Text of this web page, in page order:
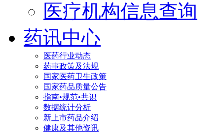
医疗机构信息查询
药讯中心
医药行业动态
药事政策及法规
国家医药卫生政策
国家药品质量公告
指南•规范•共识
数据统计分析
新上市药品介绍
健康及其他资讯